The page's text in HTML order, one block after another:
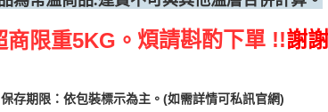
商限重5KG。 煩請斟酌下單 !!謝
保存期限：依包裝標示為主。(如需詳情可私訊官網)